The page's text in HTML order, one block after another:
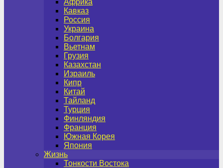
Африка
Кавказ
Россия
Украина
Болгария
Вьетнам
Грузия
Казахстан
Израиль
Кипр
Китай
Тайланд
Турция
Финляндия
Франция
Южная Корея
Япония
Жизнь
Тонкости Востока